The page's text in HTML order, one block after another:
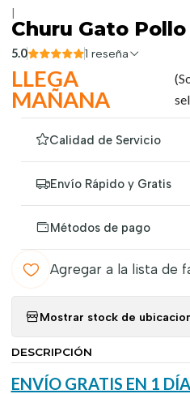
Churu Gato
5.0 1 reseña
LLEGA
MAÑANA
Calidad de Servicio
Envío Rápido y Gratis
Métodos de pago
Agregar a la lista de
Mostrar stock de
DESCRIPCIÓN
ENVÍO GRATIS EN 1